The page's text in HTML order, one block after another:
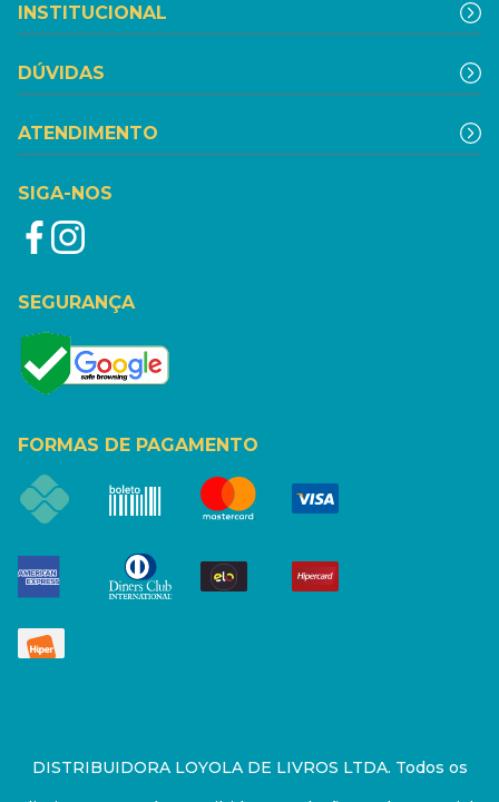
INSTITUCIONAL
DÚVIDAS
ATENDIMENTO
SIGA-NOS
SEGURANÇA
FORMAS DE PAGAMENTO
DISTRIBUIDORA LOYOLA DE LIVROS LTDA. Todos os